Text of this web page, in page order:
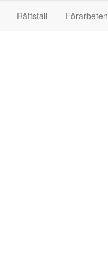
Rättsfall Förarbeten